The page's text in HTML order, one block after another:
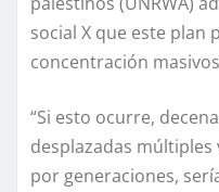
social X que este plan
concentración
“Si esto ocurre,
desplazadas
por generaciones,